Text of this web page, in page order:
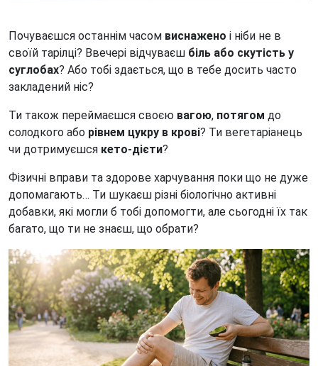
Почуваєшся останнім часом виснажено і ніби не в
своїй тарілці? Ввечері відчуваєш біль або скутість у
суглобах? Або тобі здається, що в тебе досить часто
закладений ніс?
Ти також переймаєшся своєю вагою, потягом до
солодкого або рівнем цукру в крові? Ти вегетаріанець
чи дотримуєшся кето-дієти?
Фізичні вправи та здорове харчування поки що не дуже
допомагають… Ти шукаєш різні біологічно активні
добавки, які могли б тобі допомогти, але сьогодні їх так
багато, що ти не знаєш, що обрати?